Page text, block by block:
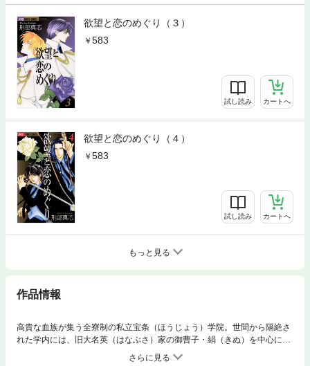
欲望と恋のめぐり（３）
583
試し読み カートへ
欲望と恋のめぐり（４）
583
試し読み カートへ
もっと見る
作品情報
高貴な血族が集う全寮制の私立宝条（ほうじょう）学院。世間から隔絶さ
れた学内には、旧大名英（はなぶさ）家の御曹子・絹（きぬ）を中心に、